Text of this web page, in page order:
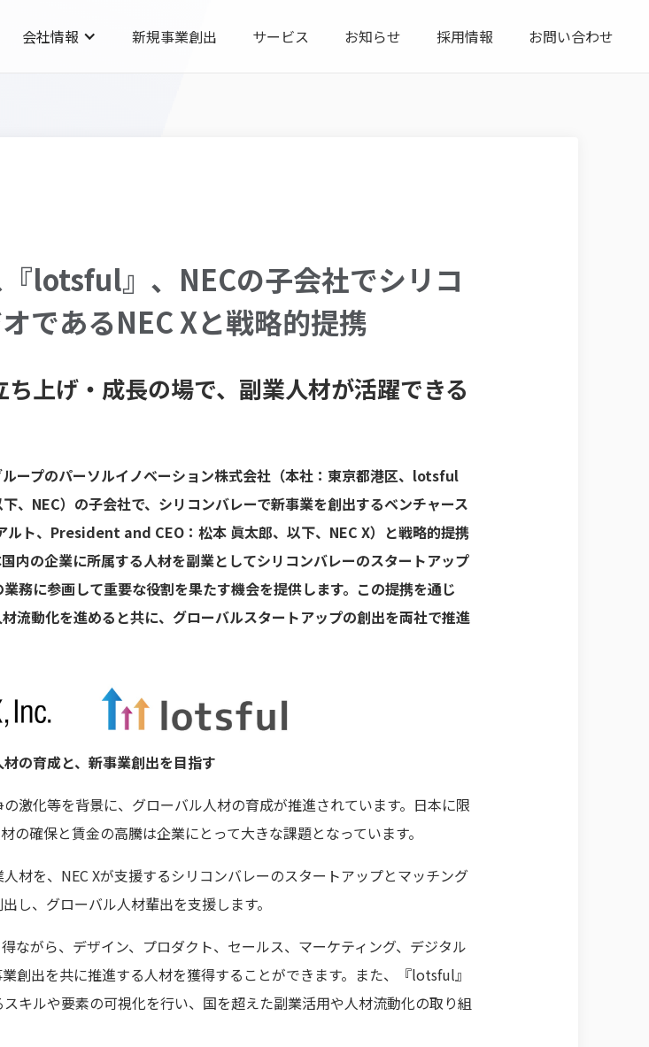
会社情報 新規事業創出 サービス お知らせ 採用情報 お問い合わせ
lotsful』、NECの子会社でシリコ
であるNEC Xと戦略的提携
上げ・成長の場で、副業人材が活躍できる
ープのパーソルイノベーション株式会社（本社：東京都港区、lotsful
、NEC）の子会社で、シリコンバレーで新事業を創出するベンチャース
ト、President and CEO：松本 眞太郎、以下、NEC X）と戦略的提携
内の企業に所属する人材を副業としてシリコンバレーのスタートアップ
務に参画して重要な役割を果たす機会を提供します。この提携を通じ
流動化を進めると共に、グローバルスタートアップの創出を両社で推進
の育成と、新事業創出を目指す
激化等を背景に、グローバル人材の育成が推進されています。日本に限
確保と賃金の高騰は企業にとって大きな課題となっています。
材を、NEC Xが支援するシリコンバレーのスタートアップとマッチング
し、グローバル人材輩出を支援します。
ながら、デザイン、プロダクト、セールス、マーケティング、デジタル
創出を共に推進する人材を獲得することができます。また、『lotsful』
キルや要素の可視化を行い、国を超えた副業活用や人材流動化の取り組